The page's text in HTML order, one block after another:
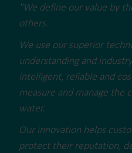
"We define our value by
others.
We use our superior
understanding and
intelligent, reliable and
measure and manage the
water.
Our innovation helps
protect their reputation,